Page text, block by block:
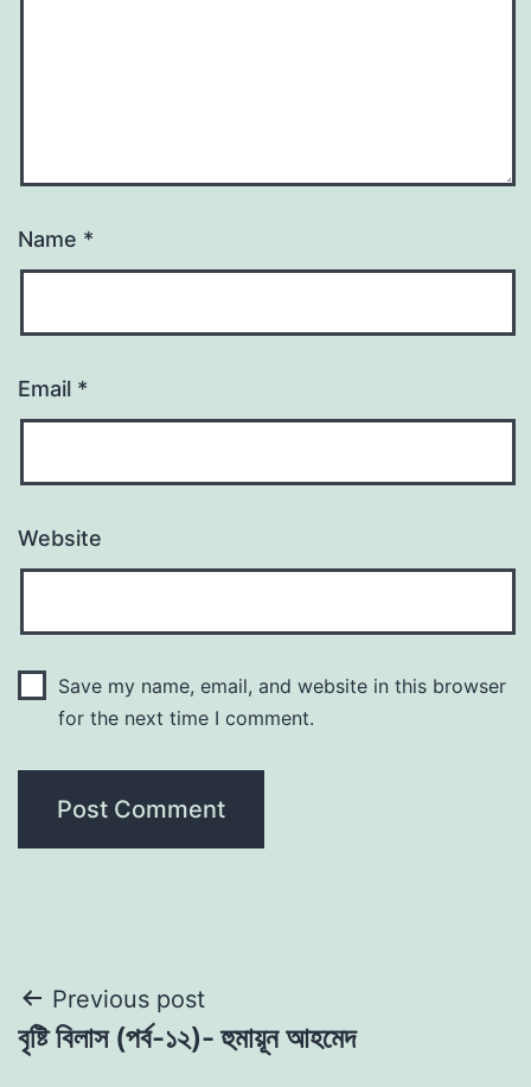
Name *
Email *
Website
Save my name, email, and website in this browser
for the next time I comment.
Post
navigation
Previous post
বৃষ্টি বিলাস (পর্ব-১২)- হুমায়ূন আহমেদ